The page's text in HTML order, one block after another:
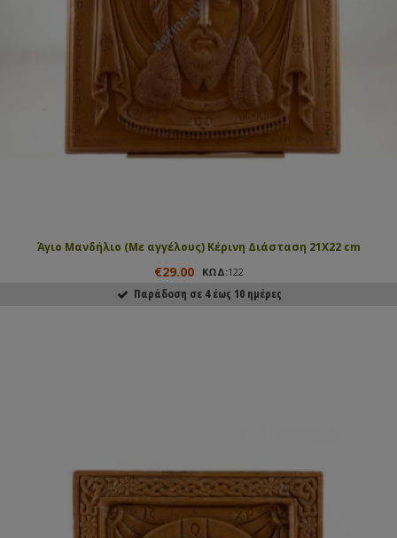
Άγιο Μανδήλιο (Με αγγέλους) Κέρινη Διάσταση 21Χ22 cm
€29.00 ΚΩΔ:122
Παράδοση σε 4 έως 10 ημέρες